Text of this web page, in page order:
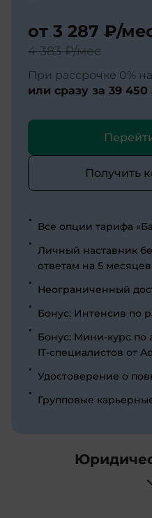
от 3 287 ₽/
4 383 ₽/мес
При рассрочке 0%
или сразу за 39 450
Получить
Все опции тарифа
Личный наставник
ответам на 5 месяцев
Неограниченный
Бонус: Интенсив по
Бонус: Мини-курс по
IT-специалистов от
Удостоверение о
Групповые